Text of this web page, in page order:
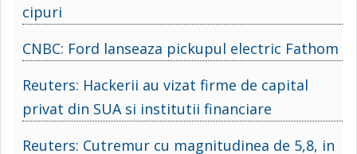
cipuri
CNBC: Ford lanseaza pickupul electric Fathom
Reuters: Hackerii au vizat firme de capital
privat din SUA si institutii financiare
Reuters: Cutremur cu magnitudinea de 5,8, in